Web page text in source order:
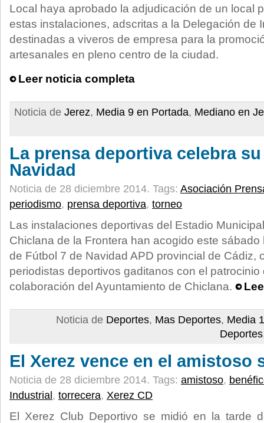
Local haya aprobado la adjudicación de un local
estas instalaciones, adscritas a la Delegación de
destinadas a viveros de empresa para la
artesanales en pleno centro de la ciudad.
Leer noticia completa
Noticia de Jerez, Media 9 en Portada, Mediano en
La prensa deportiva celebra
Navidad
Noticia de 28 diciembre 2014. Tags: Asociación
periodismo, prensa deportiva, torneo
Las instalaciones deportivas del Estadio
Chiclana de la Frontera han acogido este sábado
de Fútbol 7 de Navidad APD provincial de Cádiz,
periodistas deportivos gaditanos con el
colaboración del Ayuntamiento de Chiclana.
Noticia de Deportes, Mas Deportes, Media
Deportes
El Xerez vence en el amistoso
Noticia de 28 diciembre 2014. Tags: amistoso,
Industrial , torrecera, Xerez CD
El Xerez Club Deportivo se midió en la tarde